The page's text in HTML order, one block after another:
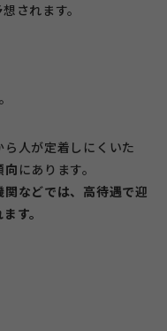
されます。
人が定着しにくいた
向 にあります。
などでは、高待遇で迎
す。